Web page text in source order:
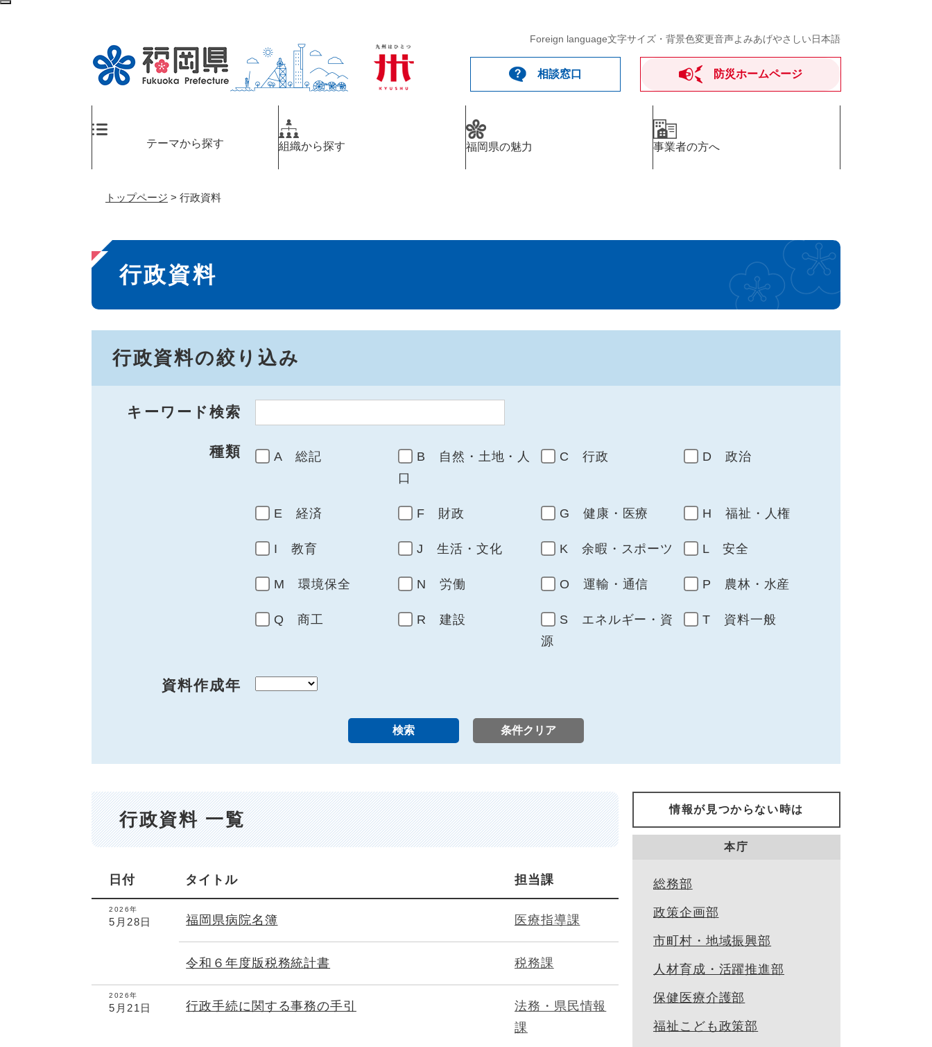
ペ
メ
Foreign language文字サイズ・背景色変更音声よみあげやさしい日本語
相談窓口 防災ホームページ
テーマから探す 組織から探す 福岡県の魅力 事業者の方へ
トップページ > 行政資料
本
文
行政資料
行政資料の絞り込み
キーワード検索
種類 A 総記
B 自然・土地・人
口
C 行政 D 政治
E 経済 F 財政 G 健康・医療 H 福祉・人権
I 教育 J 生活・文化 K 余暇・スポーツ L 安全
M 環境保全 N 労働 O 運輸・通信 P 農林・水産
Q 商工 R 建設
S エネルギー・資
源
T 資料一般
資料作成年
行政資料 一覧
日付 タイトル 担当課
2026年
5月28日 福岡県病院名簿 医療指導課
令和６年度版税務統計書 税務課
2026年
5月21日 行政手続に関する事務の手引
法務・県民情報
課
情報が見つからない時は
本庁
総務部
政策企画部
市町村・地域振興部
人材育成・活躍推進部
保健医療介護部
福祉こども政策部